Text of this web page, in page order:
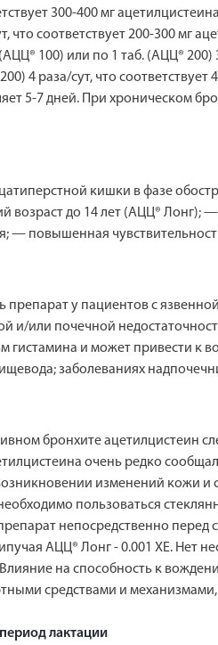
300-400 мг
что соответствует 200-300 мг
100) или по 1 таб. (АЦЦ® 200)
4 раза/сут, что
5-7 дней. При хроническом
кишки в фазе
возраст до 14 лет (АЦЦ® Лонг);
— повышенная
препарат у пациентов с
и/или почечной
гистамина и может привести к
заболеваниях
бронхите ацетилцистеин
очень редко
изменений кожи и
пользоваться
непосредственно
АЦЦ® Лонг - 0.001 ХЕ.
на способность к
средствами и
лактации